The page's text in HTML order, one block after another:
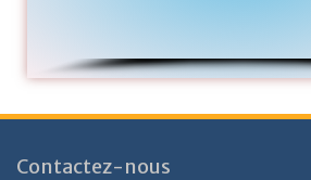
Contactez-nous